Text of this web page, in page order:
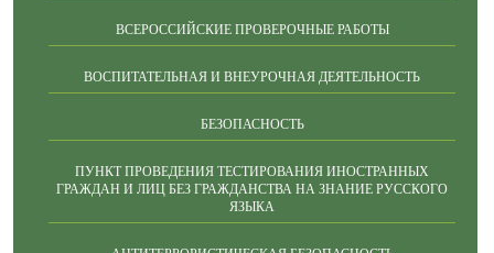
ВСЕРОССИЙСКИЕ ПРОВЕРОЧНЫЕ РАБОТЫ
ВОСПИТАТЕЛЬНАЯ И ВНЕУРОЧНАЯ ДЕЯТЕЛЬНОСТЬ
БЕЗОПАСНОСТЬ
ПУНКТ ПРОВЕДЕНИЯ ТЕСТИРОВАНИЯ ИНОСТРАННЫХ
ГРАЖДАН И ЛИЦ БЕЗ ГРАЖДАНСТВА НА ЗНАНИЕ РУССКОГО
ЯЗЫКА